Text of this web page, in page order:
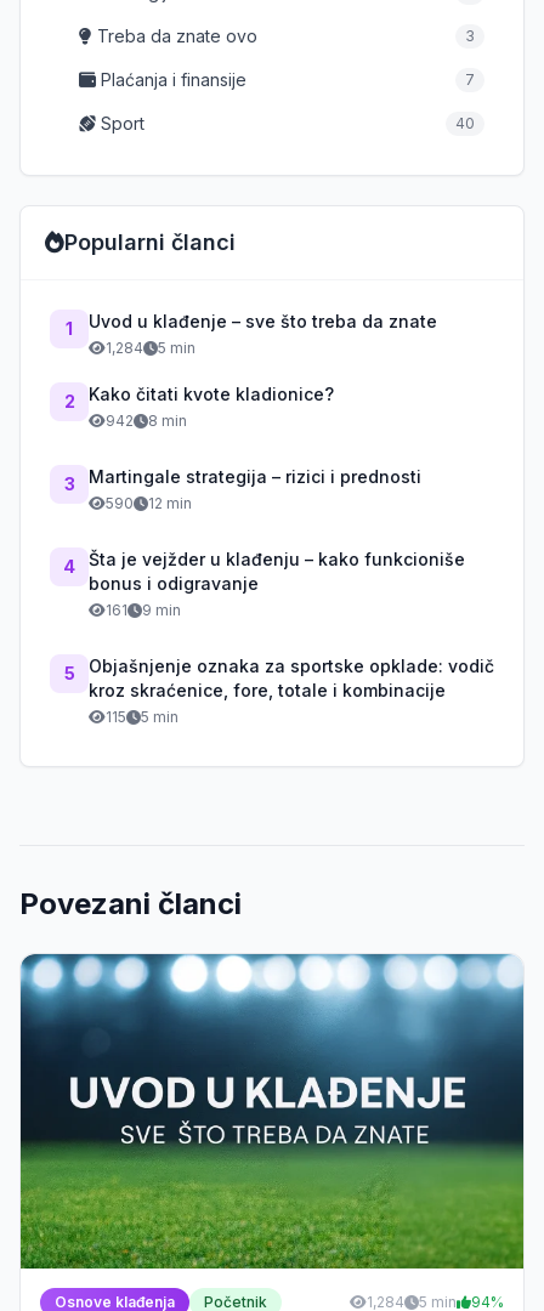
Treba da znate ovo 3
Plaćanja i finansije 7
Sport 40
Popularni članci
1 Uvod u klađenje – sve što treba da znate
1,284 5 min
2 Kako čitati kvote kladionice?
942 8 min
3 Martingale strategija – rizici i prednosti
590 12 min
4
Šta je vejžder u klađenju – kako funkcioniše
bonus i odigravanje
161 9 min
5
Objašnjenje oznaka za sportske opklade: vodič
kroz skraćenice, fore, totale i kombinacije
115 5 min
Povezani članci
Osnove klađenja Početnik 1,284 5 min 94%